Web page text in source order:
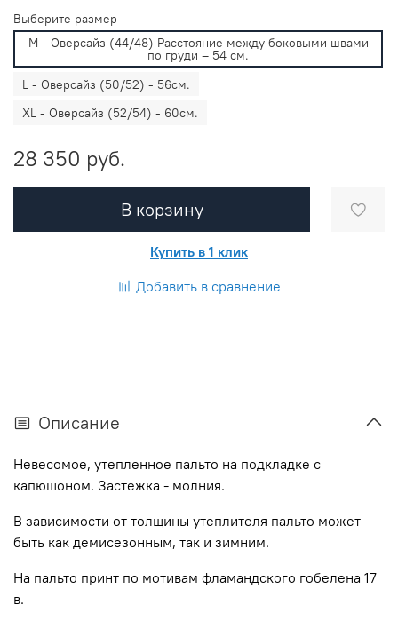
Выберите размер
M - Оверсайз (44/48) Расстояние между боковыми швами
по груди – 54 см.
L - Оверсайз (50/52) - 56см.
XL - Оверсайз (52/54) - 60см.
28 350 руб.
В корзину
Купить в 1 клик
Добавить в сравнение
Описание
Невесомое, утепленное пальто на подкладке с
капюшоном. Застежка - молния.
В зависимости от толщины утеплителя пальто может
быть как демисезонным, так и зимним.
На пальто принт по мотивам фламандского гобелена 17
в.